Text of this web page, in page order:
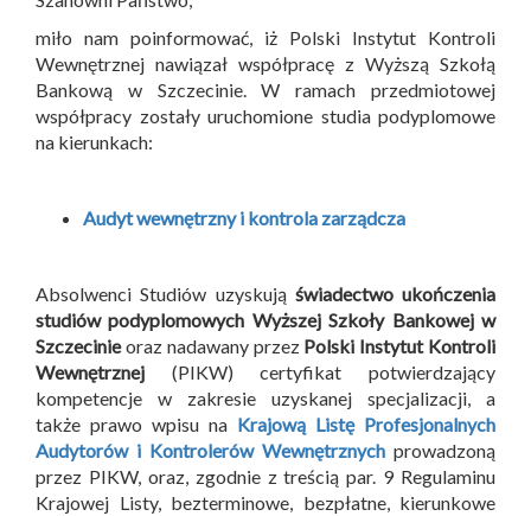
miło nam poinformować, iż Polski Instytut Kontroli
Wewnętrznej nawiązał współpracę z Wyższą Szkołą
Bankową w Szczecinie. W ramach przedmiotowej
współpracy zostały uruchomione studia podyplomowe
na kierunkach:
Audyt wewnętrzny i kontrola zarządcza
Absolwenci Studiów uzyskują świadectwo ukończenia
studiów podyplomowych Wyższej Szkoły Bankowej w
Szczecinieoraz nadawany przez Polski Instytut Kontroli
Wewnętrznej (PIKW) certyfikat potwierdzający
kompetencje w zakresie uzyskanej specjalizacji, a
także prawo wpisu na Krajową Listę Profesjonalnych
Audytorów i Kontrolerów Wewnętrznych prowadzoną
przez PIKW, oraz, zgodnie z treścią par. 9 Regulaminu
Krajowej Listy, bezterminowe, bezpłatne, kierunkowe